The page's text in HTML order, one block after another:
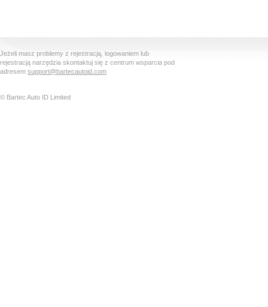
Jeżeli masz problemy z rejestracją, logowaniem lub
rejestracją narzędzia skontaktuj się z centrum wsparcia pod
adresem support@bartecautoid.com
© Bartec Auto ID Limited